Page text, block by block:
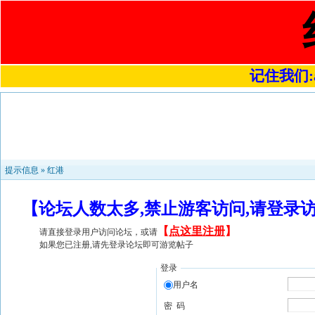
记住我们
提示信息 » 红港
【论坛人数太多,禁止游客访问,请登
请直接登录用户访问论坛，或请 【 点这里注册】
如果您已注册,请先登录论坛即可游览帖子
登录
用户名
密 码